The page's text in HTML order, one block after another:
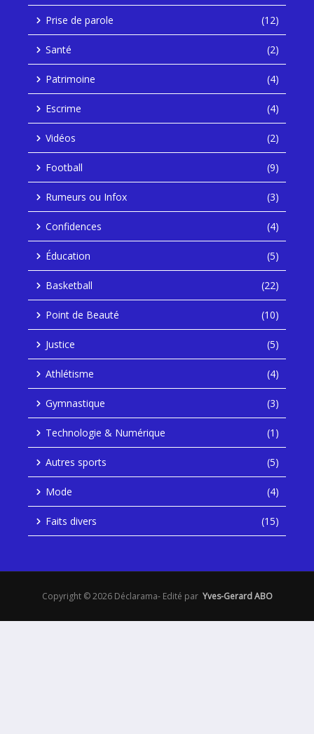
Prise de parole (12)
Santé (2)
Patrimoine (4)
Escrime (4)
Vidéos (2)
Football (9)
Rumeurs ou Infox (3)
Confidences (4)
Éducation (5)
Basketball (22)
Point de Beauté (10)
Justice (5)
Athlétisme (4)
Gymnastique (3)
Technologie & Numérique (1)
Autres sports (5)
Mode (4)
Faits divers (15)
Copyright © 2026 Déclarama- Edité par Yves-Gerard ABO